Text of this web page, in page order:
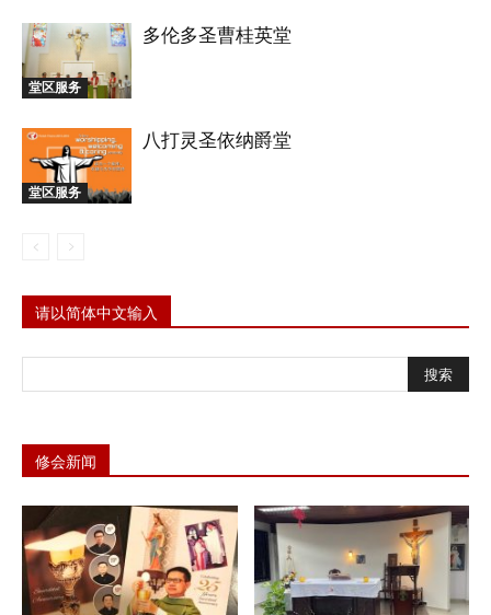
堂区服务
多伦多圣曹桂英堂
堂区服务
八打灵圣依纳爵堂
请以简体中文输入
修会新闻